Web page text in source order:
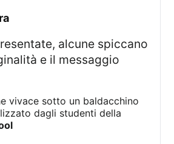
e il messaggio
vivace sotto un baldacchino
dagli studenti della